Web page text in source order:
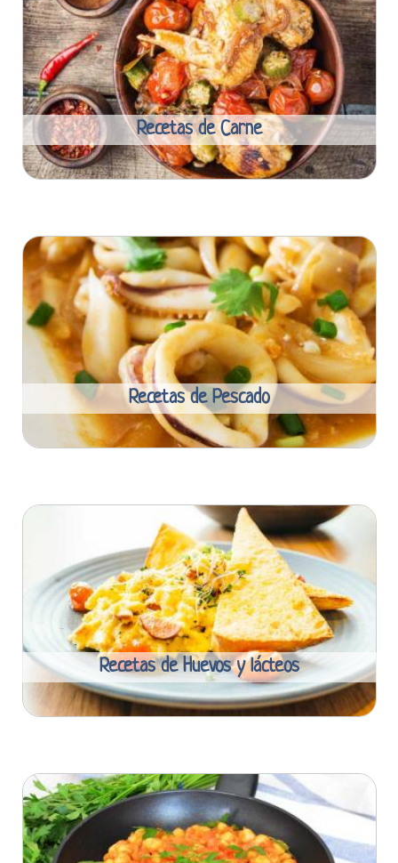
Recetas de Carne
Recetas de Pescado
Recetas de Huevos y lácteos